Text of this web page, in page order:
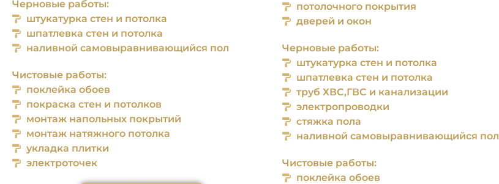
Черновые работы:
штукатурка стен и потолка
шпатлевка стен и потолка
наливной само­выравнивающийся пол
Чистовые работы:
поклейка обоев
покраска стен и потолков
монтаж напольных покрытий
монтаж натяжного потолка
укладка плитки
электроточек
потолочного покрытия
дверей и окон
Черновые работы:
штукатурка стен и потолка
шпатлевка стен и потолка
труб ХВС,ГВС и канализации
электропроводки
стяжка пола
наливной само­выравнивающийся пол
Чистовые работы:
поклейка обоев